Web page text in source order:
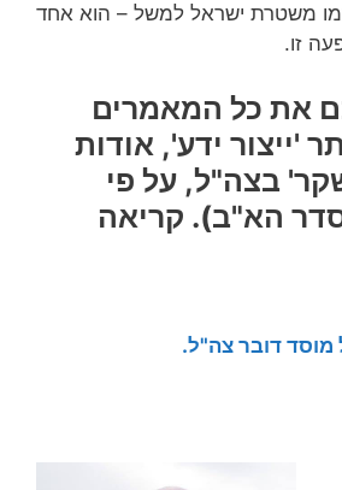
משטרת ישראל למשל – הוא אחד
זו.
את כל המאמרים
'ייצור ידע', אודות
בצה"ל, על פי
הא"ב). קריאה
דובר צה"ל.